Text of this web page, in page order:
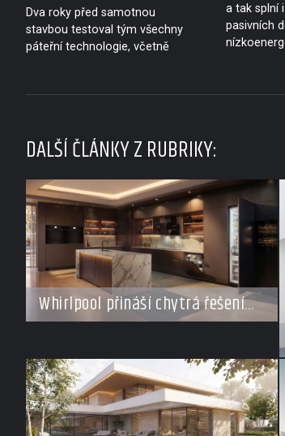
Dva roky před samotnou
stavbou testoval tým všechny
páteřní technologie, včetně
a tak splní
pasivních
DALŠÍ ČLÁNKY Z RUBRIKY:
Whirlpool přináší chytrá řešení
pro každý styl vaření